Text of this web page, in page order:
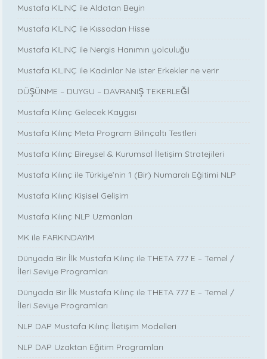
Mustafa KILINÇ ile Aldatan Beyin
Mustafa KILINÇ ile Kıssadan Hisse
Mustafa KILINÇ ile Nergis Hanımın yolculuğu
Mustafa KILINÇ ile Kadınlar Ne ister Erkekler ne verir
DÜŞÜNME – DUYGU – DAVRANIŞ TEKERLEĞİ
Mustafa Kılınç Gelecek Kaygısı
Mustafa Kılınç Meta Program Bilinçaltı Testleri
Mustafa Kılınç Bireysel & Kurumsal İletişim Stratejileri
Mustafa Kılınç ile Türkiye’nin 1 (Bir) Numaralı Eğitimi NLP
Mustafa Kılınç Kişisel Gelişim
Mustafa Kılınç NLP Uzmanları
MK ile FARKINDAYIM
Dünyada Bir İlk Mustafa Kılınç ile THETA 777 E – Temel /
İleri Seviye Programları
Dünyada Bir İlk Mustafa Kılınç ile THETA 777 E – Temel /
İleri Seviye Programları
NLP DAP Mustafa Kılınç İletişim Modelleri
NLP DAP Uzaktan Eğitim Programları